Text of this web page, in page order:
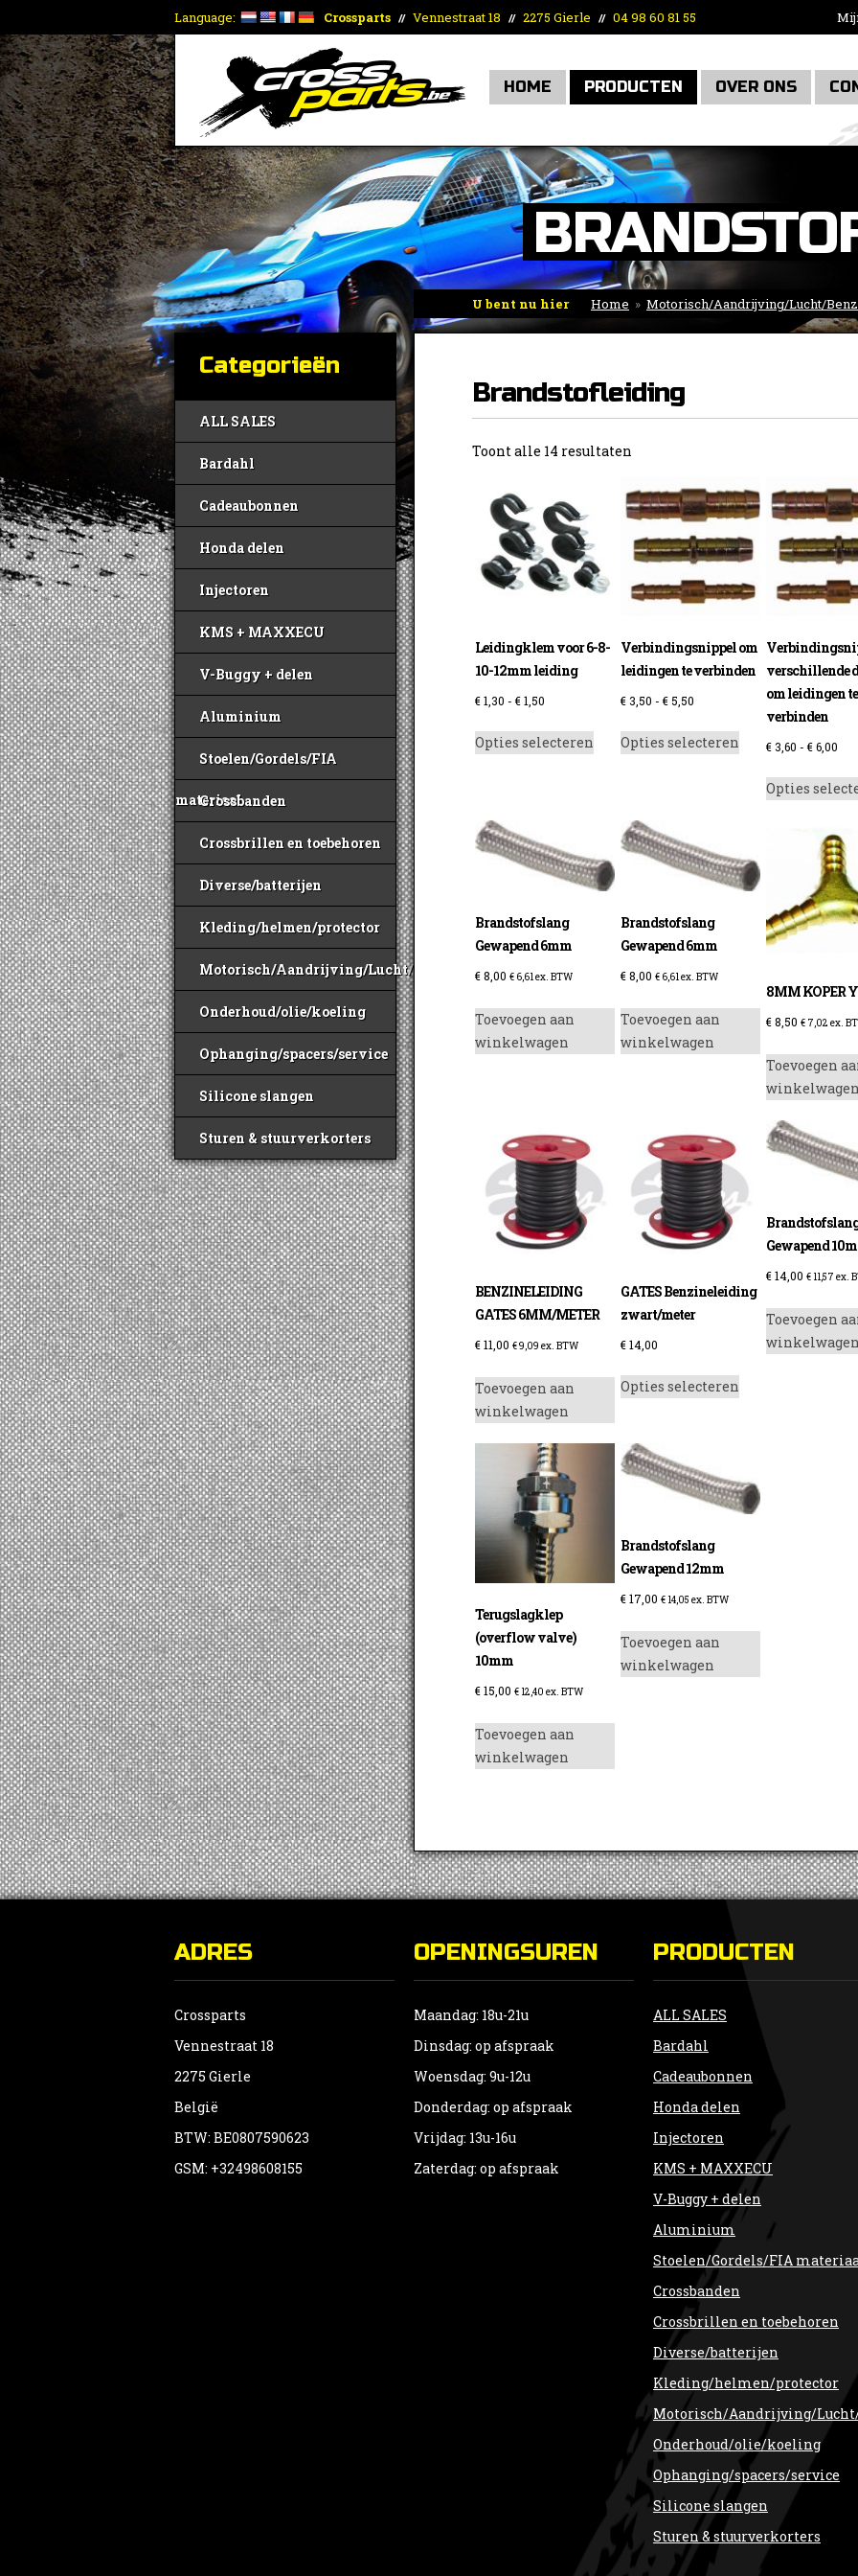
Language: Crossparts // Vennestraat 18 // 2275 Gierle // 04 98 60 81 55
HOME PRODUCTEN OVER ONS
U bent nu hier Home » Motorisch/Aandrijving/Lucht/
toebehoren»Brandstofleiding
Categorieën
ALL SALES
Bardahl
Cadeaubonnen
Honda delen
Injectoren
KMS + MAXXECU
V-Buggy + delen
Aluminium
Stoelen/Gordels/FIA
materiaal
Crossbanden
Crossbrillen en toebehoren
Diverse/batterijen
Kleding/helmen/protector
Motorisch/Aandrijving/Lucht/Benzine
Onderhoud/olie/koeling
Ophanging/spacers/service
Silicone slangen
Sturen & stuurverkorters
Brandstofleiding
Toont alle 14 resultaten
prijs:
laag
naar
hoog
Leidingklem voor 6-8-
10-12mm leiding
€1,30 - €1,50
tot
Opties selecteren
Dit
product
variaties.
Deze
optie
kan
productpagina
Verbindingsnippel om
leidingen te verbinden
€ 3,50 - € 5,50
tot
Opties selecteren
Dit
product
heeft
meerdere
optie
kan
gekozen
worden
productpagina
verschillende
om leidingen te
verbinden
€3,60 - €6,00
tot
Opties
Brandstofslang
Gewapend 6mm
€8,00 € 6,61ex. BTW
Toevoegen aan
winkelwagen
Brandstofslang
Gewapend 6mm
€8,00 € 6,61ex. BTW
Toevoegen aan
winkelwagen
8MM KOPER
€8,50 €7,02 ex.
Toevoegen
winkelwagen
BENZINELEIDING
GATES 6MM/METER
€11,00 €9,09 ex. BTW
Toevoegen aan
winkelwagen
GATES Benzineleiding
zwart/meter
€14,00
Opties selecteren
Dit
product
Deze
optie
Gewapend
€14,00 €11,57 ex.
Toevoegen
winkelwagen
Terugslagklep
(overflow valve)
10mm
€15,00 € 12,40 ex. BTW
Toevoegen aan
winkelwagen
Brandstofslang
Gewapend 12mm
€17,00 € 14,05 ex. BTW
Toevoegen aan
winkelwagen
ADRES
Crossparts
Vennestraat 18
2275 Gierle
België
BTW: BE0807590623
GSM: +32498608155
OPENINGSUREN
Maandag: 18u-21u
Dinsdag: op afspraak
Woensdag: 9u-12u
Donderdag: op afspraak
Vrijdag: 13u-16u
Zaterdag: op afspraak
PRODUCTEN
ALL SALES
Bardahl
Cadeaubonnen
Honda delen
Injectoren
KMS + MAXXECU
V-Buggy + delen
Aluminium
Stoelen/Gordels/FIA
Crossbanden
Crossbrillen en toebehoren
Diverse/batterijen
Kleding/helmen/protector
Motorisch/Aandrijving/
Onderhoud/olie/koeling
Ophanging/spacers/service
Silicone slangen
Sturen & stuurverkorters